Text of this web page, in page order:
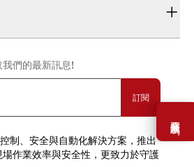
需要幫助嗎？
們的最新訊息!
訂閱
制、安全與自動化解決方案，推出
作業效率與安全性，更致力於守護